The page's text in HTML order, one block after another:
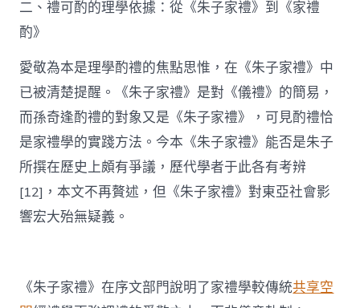
二、禮可酌的理學依據：從《朱子家禮》到《家禮
酌》
愛敬為本是理學酌禮的焦點思惟，在《朱子家禮》中
已被清楚提醒。《朱子家禮》是對《儀禮》的簡易，
而孫奇逢酌禮的對象又是《朱子家禮》，可見酌禮恰
是家禮學的實踐方法。今本《朱子家禮》能否是朱子
所撰在歷史上頗有爭議，歷代學者于此各有考辨
[12]，本文不再贅述，但《朱子家禮》對東亞社會影
響宏大殆無疑義。
《朱子家禮》在序文部門說明了家禮學較傳統共享空